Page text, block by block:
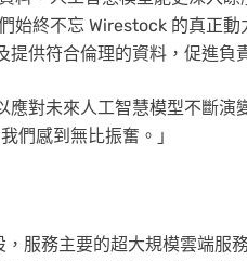
始終不忘 Wirestock 的真正
供符合倫理的資料，促進負
應對未來人工智慧模型不斷演
們感到無比振奮。」
服務主要的超大規模雲端服